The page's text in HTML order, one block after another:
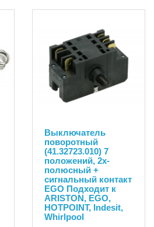
Выключатель
поворотный
(41.32723.010) 7
положений, 2х-
полюсный +
сигнальный контакт
EGO Подходит к
ARISTON, EGO,
HOTPOINT, Indesit,
Whirlpool